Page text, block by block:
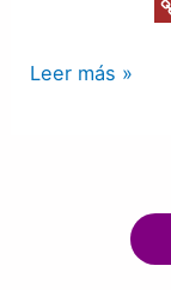
Leer más »